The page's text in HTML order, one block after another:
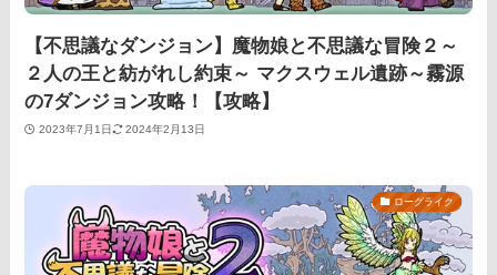
【不思議なダンジョン】魔物娘と不思議な冒険２～
２人の王と紡がれし約束～ マクスウェル遺跡～霧源
の7ダンジョン攻略！【攻略】
2023年7月1日 2024年2月13日
ローグライク